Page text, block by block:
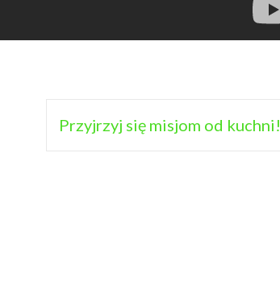
Przyjrzyj się misjom od kuchni!